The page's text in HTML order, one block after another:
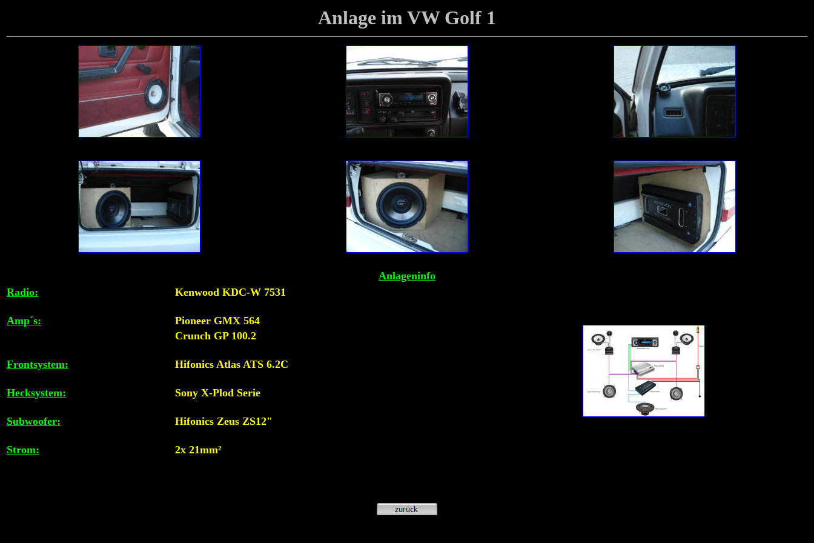
Anlage im VW Golf 1
Anlageninfo
Radio:
Kenwood KDC-W 7531
Amp´s:
Pioneer GMX 564
Crunch GP 100.2
Frontsystem: Hifonics Atlas ATS 6.2C
Hecksystem: Sony X-Plod Serie
Subwoofer: Hifonics Zeus ZS12"
Strom: 2x 21mm²